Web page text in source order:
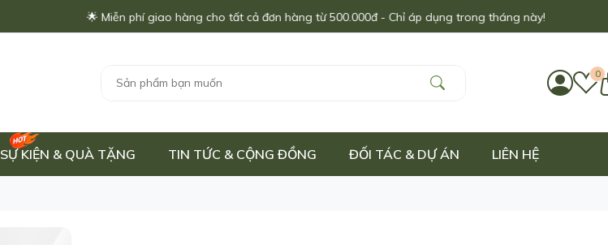
🌟 Miễn phí giao hàng cho tất cả đơn hàng từ 500.000đ - Chỉ áp dụng trong tháng này!
0
SỰ KIỆN & QUÀ TẶNG TIN TỨC & CỘNG ĐỒNG ĐỐI TÁC & DỰ ÁN LIÊN HỆ